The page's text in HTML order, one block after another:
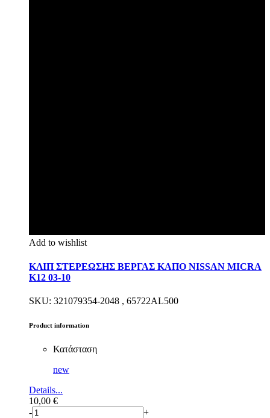
Add to wishlist
ΚΛΙΠ ΣΤΕΡΕΩΣΗΣ ΒΕΡΓΑΣ ΚΑΠΟ NISSAN MICRA
K12 03-10
SKU: 321079354-2048 , 65722AL500
Product information
Κατάσταση
new
Details...
10,00 €
-
+